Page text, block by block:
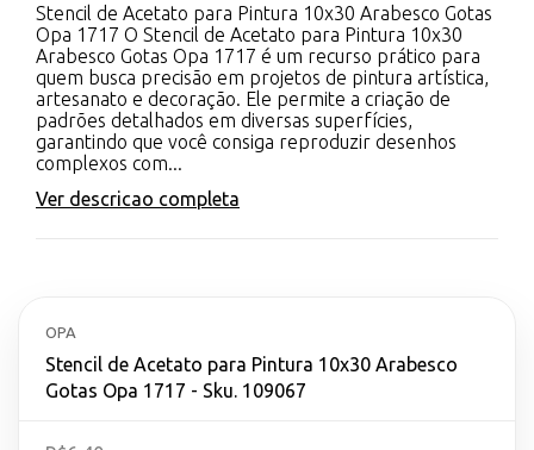
Stencil de Acetato para Pintura 10x30 Arabesco Gotas
Opa 1717 O Stencil de Acetato para Pintura 10x30
Arabesco Gotas Opa 1717 é um recurso prático para
quem busca precisão em projetos de pintura artística,
artesanato e decoração. Ele permite a criação de
padrões detalhados em diversas superfícies,
garantindo que você consiga reproduzir desenhos
complexos com...
Ver descricao completa
OPA
Stencil de Acetato para Pintura 10x30 Arabesco
Gotas Opa 1717 - Sku. 109067